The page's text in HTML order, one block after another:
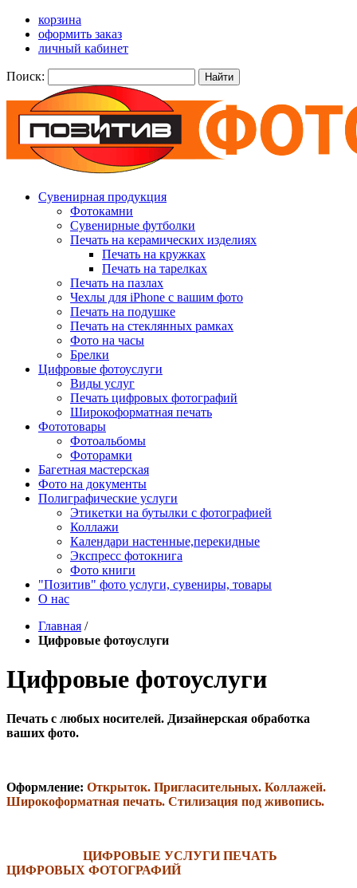
корзина
оформить заказ
личный кабинет
Поиск: Найти
Сувенирная продукция
Фотокамни
Сувенирные футболки
Печать на керамических изделиях
Печать на кружках
Печать на тарелках
Печать на пазлах
Чехлы для iPhone с вашим фото
Печать на подушке
Печать на стеклянных рамках
Фото на часы
Брелки
Цифровые фотоуслуги
Виды услуг
Печать цифровых фотографий
Широкоформатная печать
Фототовары
Фотоальбомы
Фоторамки
Багетная мастерская
Фото на документы
Полиграфические услуги
Этикетки на бутылки c фотографией
Коллажи
Календари настенные,перекидные
Экспресс фотокнига
Фото книги
"Позитив" фото услуги, сувениры, товары
О нас
Главная /
Цифровые фотоуслуги
Цифровые фотоуслуги
Печать с любых носителей. Дизайнерская обработка
ваших фото.
Оформление: Открыток. Пригласительных. Коллажей.
Широкоформатная печать. Стилизация под живопись.
ЦИФРОВЫЕ УСЛУГИ ПЕЧАТЬ
ЦИФРОВЫХ ФОТОГРАФИЙ